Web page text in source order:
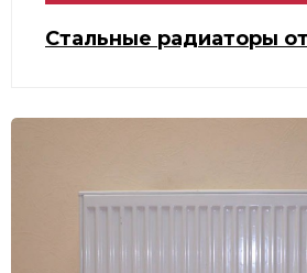
Стальные радиаторы